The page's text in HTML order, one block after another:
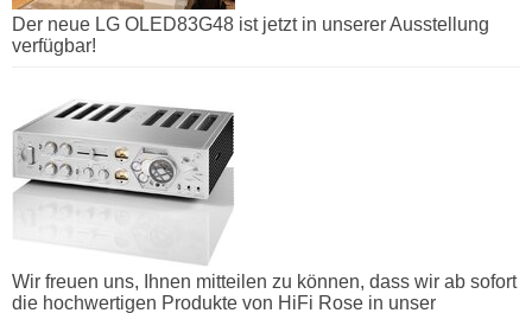
Der neue LG OLED83G48 ist jetzt in unserer Ausstellung
verfügbar!
Wir freuen uns, Ihnen mitteilen zu können, dass wir ab sofort
die hochwertigen Produkte von HiFi Rose in unser